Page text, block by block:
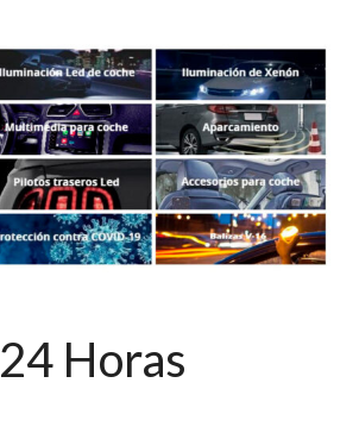
24 Horas